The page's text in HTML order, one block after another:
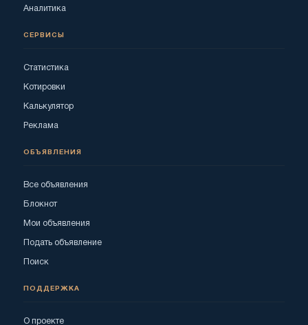
Аналитика
СЕРВИСЫ
Статистика
Котировки
Калькулятор
Реклама
ОБЪЯВЛЕНИЯ
Все объявления
Блокнот
Мои объявления
Подать объявление
Поиск
ПОДДЕРЖКА
О проекте